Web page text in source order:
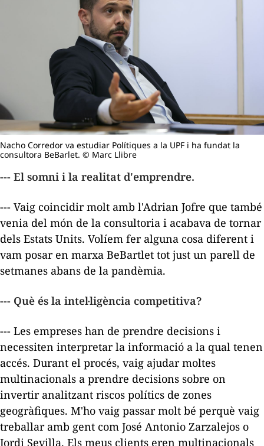
Nacho Corredor va estudiar Polítiques a la UPF i ha fundat la
consultora BeBarlet. © Marc Llibre
--- El somni i la realitat d'emprendre.
--- Vaig coincidir molt amb l'Adrian Jofre que també
venia del món de la consultoria i acabava de tornar
dels Estats Units. Volíem fer alguna cosa diferent i
vam posar en marxa BeBartlet tot just un parell de
setmanes abans de la pandèmia.
--- Què és la intel·ligència competitiva?
--- Les empreses han de prendre decisions i
necessiten interpretar la informació a la qual tenen
accés. Durant el procés, vaig ajudar moltes
multinacionals a prendre decisions sobre on
invertir analitzant riscos polítics de zones
geogràfiques. M'ho vaig passar molt bé perquè vaig
treballar amb gent com José Antonio Zarzalejos o
Jordi Sevilla. Els meus clients eren multinacionals